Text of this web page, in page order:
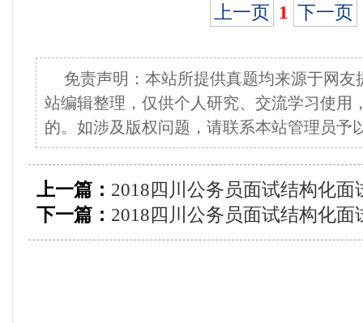
上一页 1 下一页
免责声明：本站所提供真题均来源于网友
站编辑整理，仅供个人研究、交流学习使用
的。如涉及版权问题，请联系本站管理员予
上一篇： 2018四川公务员面试结构化面
下一篇： 2018四川公务员面试结构化面